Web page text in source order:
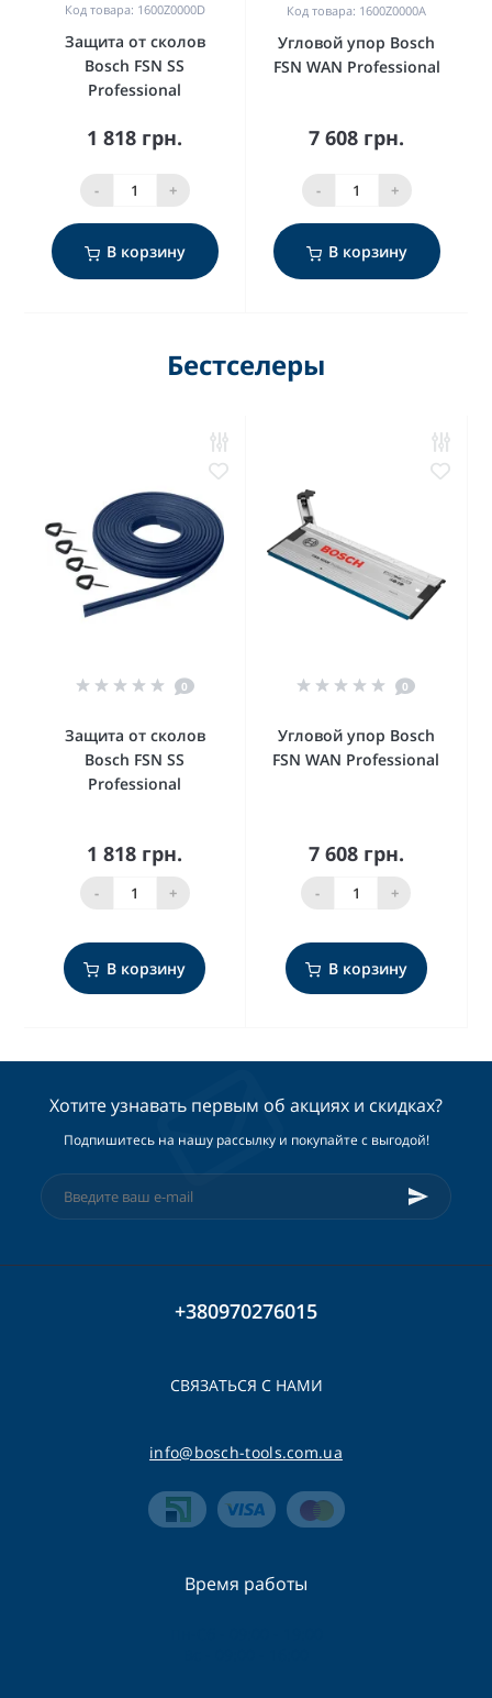
Код товара: 1600Z0000D
Защита от сколов
Bosch FSN SS
Professional
1 818 грн.
- +
В корзину
Код товара: 1600Z0000A
Угловой упор Bosch
FSN WAN Professional
7 608 грн.
- +
В корзину
Бестселеры
0
Защита от сколов
Bosch FSN SS
Professional
1 818 грн.
- +
В корзину
0
Угловой упор Bosch
FSN WAN Professional
7 608 грн.
- +
В корзину
Хотите узнавать первым об акциях и скидках?
Подпишитесь на нашу рассылку и покупайте с выгодой!
+380970276015
СВЯЗАТЬСЯ С НАМИ
info@bosch-tools.com.ua
Время работы